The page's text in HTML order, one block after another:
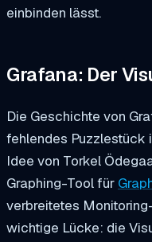
einbinden lässt.
Grafana: Der
Die Geschichte von
fehlendes Puzzlestück
Idee von Torkel
Graphing-Tool für
verbreitetes
wichtige Lücke: die